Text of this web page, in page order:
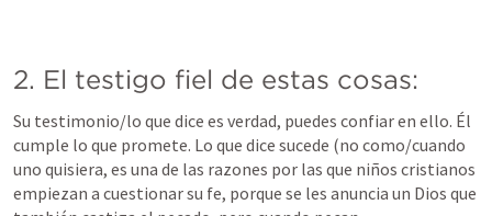
2. El testigo fiel de estas cosas:
Su testimonio/lo que dice es verdad, puedes confiar en ello. Él
cumple lo que promete. Lo que dice sucede (no como/cuando
uno quisiera, es una de las razones por las que niños cristianos
empiezan a cuestionar su fe, porque se les anuncia un Dios que